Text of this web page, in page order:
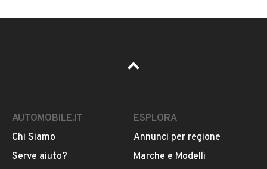
Pubblicità
AUTOMOBILE.IT
Chi Siamo
Serve aiuto?
ESPLORA
Annunci per regione
Marche e Modelli